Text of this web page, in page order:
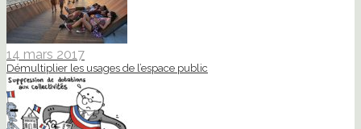
14 mars 2017
Démultiplier les usages de l’espace public